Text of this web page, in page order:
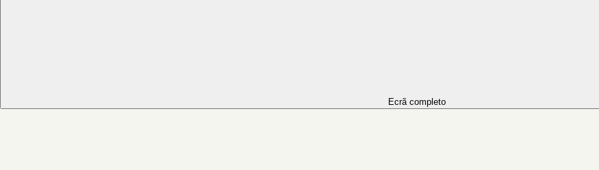
Ecrã completo